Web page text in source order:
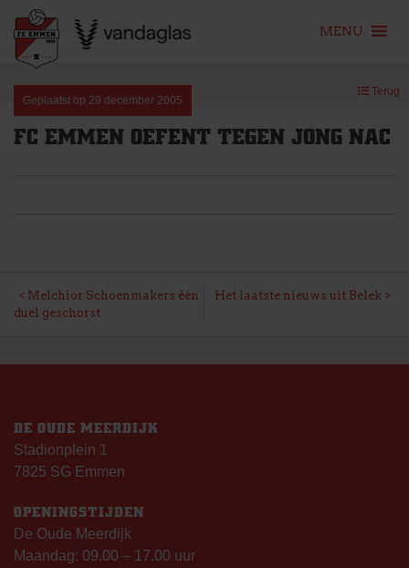
content
MENU
Geplaatst op 29 december 2005
Terug
FC EMMEN OEFENT TEGEN JONG NAC
BERICHT
Melchior Schoenmakers één
duel geschorst
Het laatste nieuws uit Belek
DE OUDE MEERDIJK
Stadionplein 1
7825 SG Emmen
OPENINGSTIJDEN
De Oude Meerdijk
Maandag: 09.00 – 17.00 uur